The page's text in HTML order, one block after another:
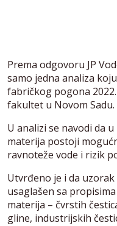
Prema odgovoru JP
samo jedna analiza
fabričkog pogona
fakultet u Novom Sadu.
U analizi se navodi da
materija postoji
ravnoteže vode i rizik
Utvrđeno je i da
usaglašen sa
materija – čvrstih
gline, industrijskih